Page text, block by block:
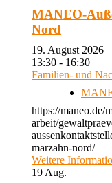
MANEO-
Nord
19. August 2026
13:30 - 16:30
Familien- und
https://maneo.de/
arbeit/
marzahn-nord/
Weitere
19 Aug.